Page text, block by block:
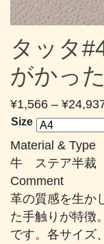
タッタ
がかっ
¥1,566 – ¥
Size
Material & Type
牛 ステア半裁
Comment
革の質感を生か
た手触りが特徴
です。各サイズ